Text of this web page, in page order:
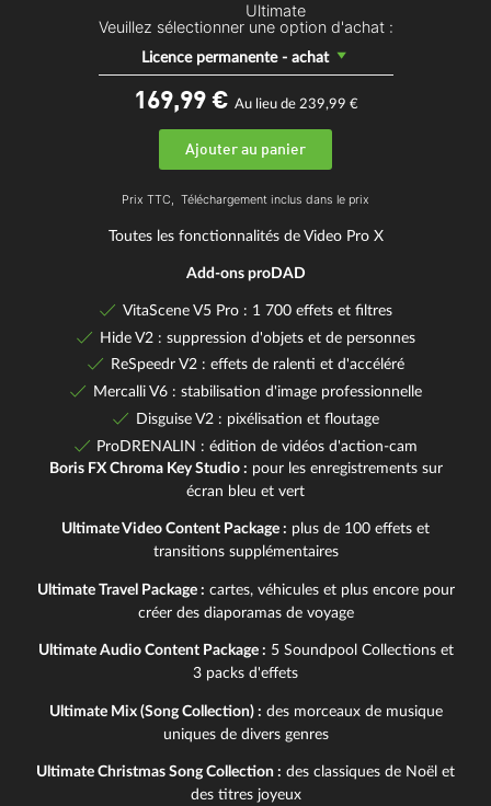
Veuillez sélectionner une option d'achat :
Licence permanente - achat
169,99€ Au lieu de 239,99 €
Ajouter au panier
Prix TTC, Téléchargement inclus dans le prix
Toutes les fonctionnalités de Video Pro X
Add-ons proDAD
VitaScene V5 Pro : 1 700 effets et filtres
Hide V2 : suppression d'objets et de personnes
ReSpeedr V2 : effets de ralenti et d'accéléré
Mercalli V6 : stabilisation d'image professionnelle
Disguise V2 : pixélisation et floutage
ProDRENALIN : édition de vidéos d'action-cam
Boris FX Chroma Key Studio : pour les enregistrements sur
écran bleu et vert
Ultimate Video Content Package : plus de 100 effets et
transitions supplémentaires
Ultimate Travel Package : cartes, véhicules et plus encore pour
créer des diaporamas de voyage
Ultimate Audio Content Package : 5 Soundpool Collections et
3 packs d'effets
Ultimate Mix (Song Collection) : des morceaux de musique
uniques de divers genres
Ultimate Christmas Song Collection : des classiques de Noël et
des titres joyeux